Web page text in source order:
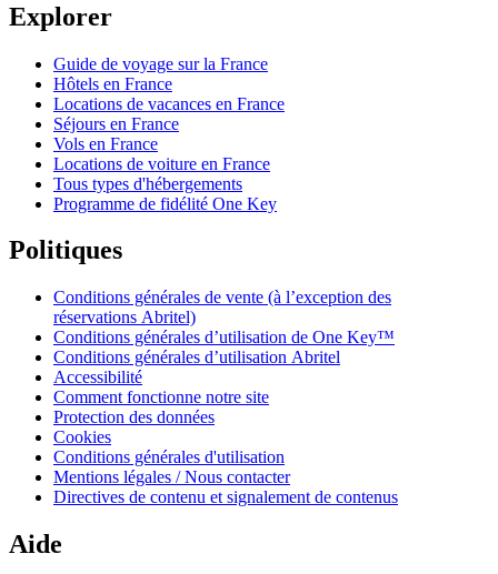
Explorer
Guide de voyage sur la France
Hôtels en France
Locations de vacances en France
Séjours en France
Vols en France
Locations de voiture en France
Tous types d'hébergements
Programme de fidélité One Key
Politiques
Conditions générales de vente (à l’exception des
réservations Abritel)
Conditions générales d’utilisation de One Key™
Conditions générales d’utilisation Abritel
Accessibilité
Comment fonctionne notre site
Protection des données
Cookies
Conditions générales d'utilisation
Mentions légales / Nous contacter
Directives de contenu et signalement de contenus
Aide